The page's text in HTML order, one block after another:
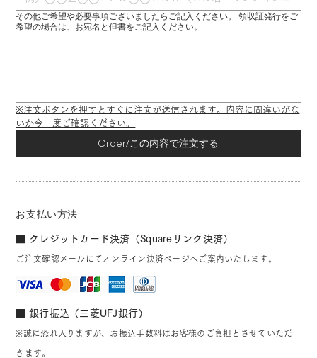
その他ご希望や必要事項ございましたらご記入ください。 領収証発行をご
希望の場合は、お宛名と但書をご記入ください。
※注文ボタンを押すとすぐに注文が送信されます。内容に間違いがな
いか今一度ご確認ください。
Order/この内容で注文する
お支払い方法
■ クレジットカード決済（Squareリンク決済）
ご注文確認メールにてオンライン決済ページへご案内いたします。
■ 銀行振込（三菱UFJ銀行）
※誠に恐れ入りますが、お振込手数料はお客様のご負担とさせていただ
きます。